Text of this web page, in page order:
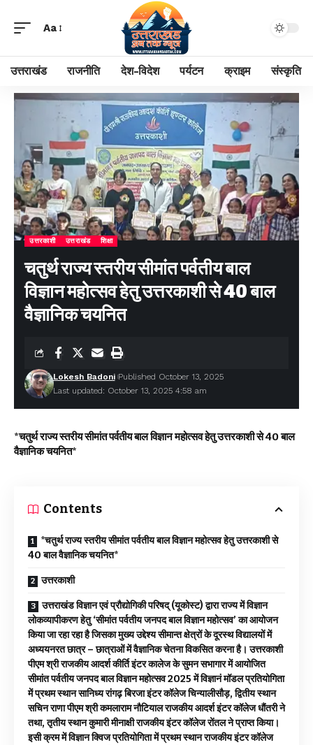
Aa
उत्तराखंड राजनीति देश-विदेश पर्यटन क्राइम संस्कृति
उत्तरकाशी उत्तराखंड शिक्षा
चतुर्थ राज्य स्तरीय सीमांत पर्वतीय बाल
विज्ञान महोत्सव हेतु उत्तरकाशी से 40 बाल
वैज्ञानिक चयनित
Last updated: October 13, 2025 4:58 am
Lokesh Badoni Published October 13, 2025
*चतुर्थ राज्य स्तरीय सीमांत पर्वतीय बाल विज्ञान महोत्सव हेतु उत्तरकाशी से 40 बाल
वैज्ञानिक चयनित*
Contents
*चतुर्थ राज्य स्तरीय सीमांत पर्वतीय बाल विज्ञान महोत्सव हेतु उत्तरकाशी से
40 बाल वैज्ञानिक चयनित*
उत्तरकाशी
उत्तराखंड विज्ञान एवं प्रौद्योगिकी परिषद् (यूकोस्ट) द्वारा राज्य में विज्ञान
लोकव्यापीकरण हेतु ‘सीमांत पर्वतीय जनपद बाल विज्ञान महोत्सव’ का आयोजन
किया जा रहा रहा है जिसका मुख्य उद्देश्य सीमान्त क्षेत्रों के दूरस्थ विद्यालयों में
अध्ययनरत छात्र – छात्राओं में वैज्ञानिक चेतना विकसित करना है। उत्तरकाशी
पीएम श्री राजकीय आदर्श कीर्ति इंटर कालेज के सुमन सभागार में आयोजित
सीमांत पर्वतीय जनपद बाल विज्ञान महोत्सव 2025 में विज्ञानं मॉडल प्रतियोगिता
में प्रथम स्थान सानिध्य रांगढ़ बिरजा इंटर कॉलेज चिन्यालीसौड़, द्वितीय स्थान
सचिन राणा पीएम श्री कमलाराम नौटियाल राजकीय आदर्श इंटर कॉलेज धौंतरी ने
तथा, तृतीय स्थान कुमारी मीनाक्षी राजकीय इंटर कॉलेज रोंतल ने प्राप्त किया।
इसी क्रम में विज्ञान क्विज प्रतियोगिता में प्रथम स्थान राजकीय इंटर कॉलेज